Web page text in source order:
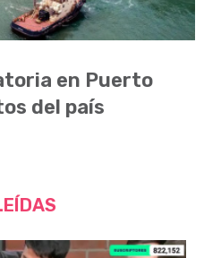
en Puerto
del país